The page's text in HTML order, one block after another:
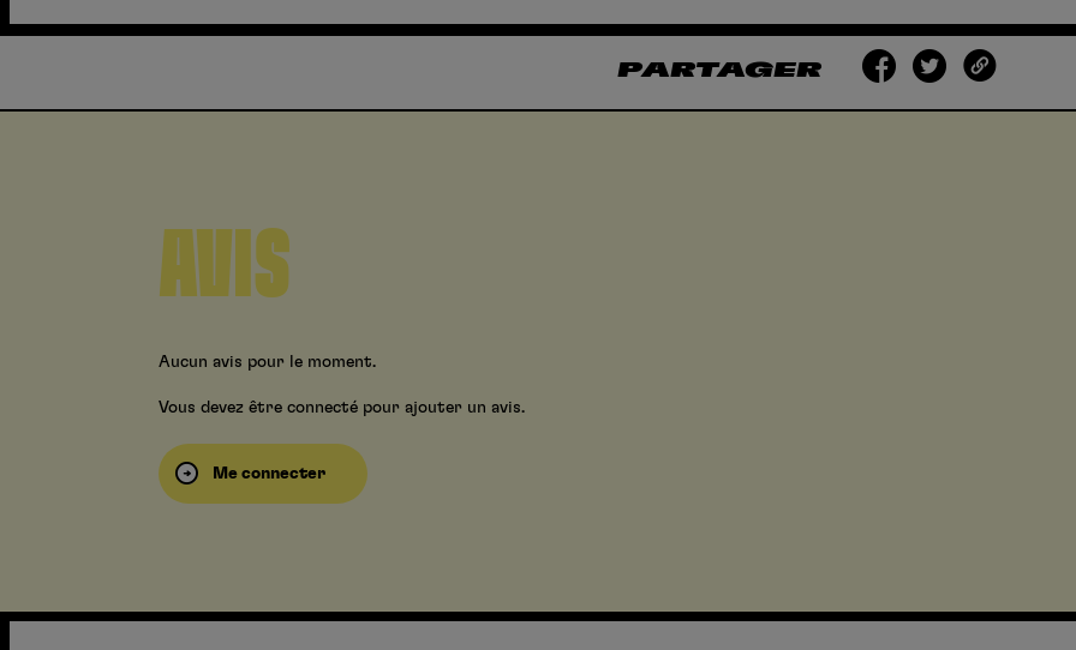
PARTAGER
AVIS
Aucun avis pour le moment.
Vous devez être connecté pour ajouter un avis.
Me connecter